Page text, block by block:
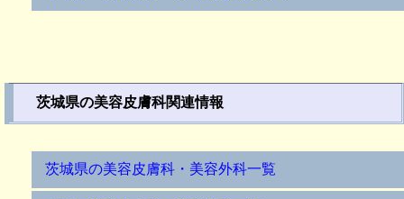
茨城県の美容皮膚科関連情報
茨城県の美容皮膚科・美容外科一覧